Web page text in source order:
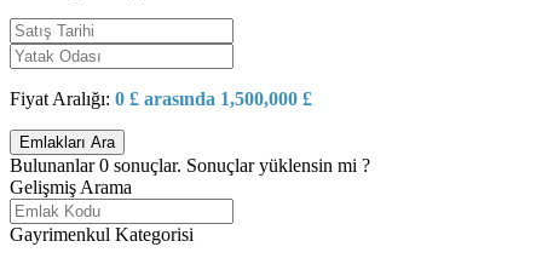
Fiyat Aralığı: 0 £ arasında 1,500,000 £
Bulunanlar0 sonuçlar. Sonuçlar yüklensin mi ?
Gelişmiş Arama
Gayrimenkul Kategorisi